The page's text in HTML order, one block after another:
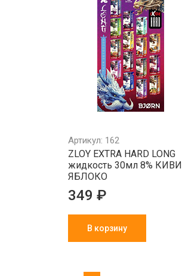
Артикул: 162
ZLOY EXTRA HARD LONG
жидкость 30мл 8% КИВИ
ЯБЛОКО
349 ₽
В корзину